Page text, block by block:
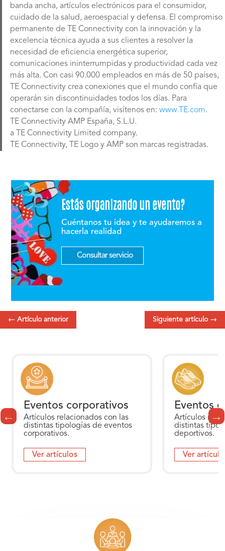
banda ancha, artículos electrónicos para el consumidor,
cuidado de la salud, aeroespacial y defensa. El compromiso
permanente de TE Connectivity con la innovación y la
excelencia técnica ayuda a sus clientes a resolver la
necesidad de eficiencia energética superior,
comunicaciones ininterrumpidas y productividad cada vez
más alta. Con casi 90.000 empleados en más de 50 países,
TE Connectivity crea conexiones que el mundo confía que
operarán sin discontinuidades todos los días. Para
conectarse con la compañía, visítenos en: www.TE.com.
TE Connectivity AMP España, S.L.U.
a TE Connectivity Limited company.
TE Connectivity, TE Logo y AMP son marcas registradas.
Estás organizando un evento?
Cuéntanos tu idea y te ayudaremos a
hacerla realidad
Consultar servicio
← Artículo anterior Siguiente artículo→
Eventos corporativos
Artículos relacionados con las
distintas tipologías de eventos
corporativos.
Ver artículos
Eventos
Artículos
distintas
deportivos.
Ver